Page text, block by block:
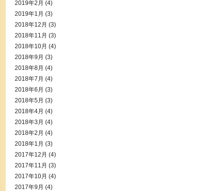
2019年2月 (4)
2019年1月 (3)
2018年12月 (3)
2018年11月 (3)
2018年10月 (4)
2018年9月 (3)
2018年8月 (4)
2018年7月 (4)
2018年6月 (3)
2018年5月 (3)
2018年4月 (4)
2018年3月 (4)
2018年2月 (4)
2018年1月 (3)
2017年12月 (4)
2017年11月 (3)
2017年10月 (4)
2017年9月 (4)